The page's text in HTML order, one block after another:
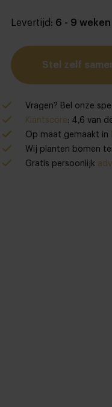
Levertijd: 6 - 9 weken
Stel zelf
Vragen? Bel onze
Klantscore: 4,6 van
Op maat gemaakt in
Wij planten bomen
Gratis persoonlijk